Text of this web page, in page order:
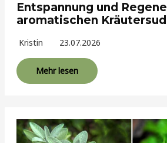
Entspannung und
aromatischen
Kristin 23.07.2026
Mehr lesen